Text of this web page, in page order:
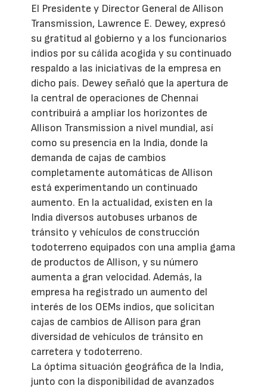
El Presidente y Director General de Allison
Transmission, Lawrence E. Dewey, expresó
su gratitud al gobierno y a los funcionarios
indios por su cálida acogida y su continuado
respaldo a las iniciativas de la empresa en
dicho país. Dewey señaló que la apertura de
la central de operaciones de Chennai
contribuirá a ampliar los horizontes de
Allison Transmission a nivel mundial, así
como su presencia en la India, donde la
demanda de cajas de cambios
completamente automáticas de Allison
está experimentando un continuado
aumento. En la actualidad, existen en la
India diversos autobuses urbanos de
tránsito y vehículos de construcción
todoterreno equipados con una amplia gama
de productos de Allison, y su número
aumenta a gran velocidad. Además, la
empresa ha registrado un aumento del
interés de los OEMs indios, que solicitan
cajas de cambios de Allison para gran
diversidad de vehículos de tránsito en
carretera y todoterreno.
La óptima situación geográfica de la India,
junto con la disponibilidad de avanzados